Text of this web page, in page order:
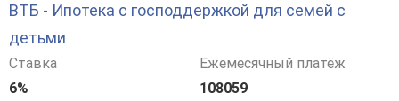
ВТБ - Ипотека с господдержкой для семей с
детьми
Ставка
6%
Ежемесячный платёж
108059